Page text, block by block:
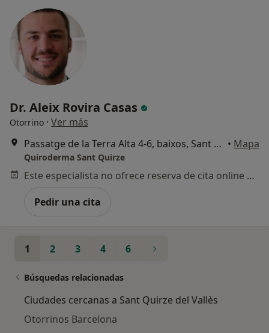
Dr. Aleix Rovira Casas
Otorrino · Ver más
Passatge de la Terra Alta 4-6, baixos, Sant Quirze del Vallès • Mapa
Quiroderma Sant Quirze
Este especialista no ofrece reserva de cita online en esta dirección.
Pedir una cita
1 2 3 4 6
Búsquedas relacionadas
Ciudades cercanas a Sant Quirze del Vallès
Otorrinos Barcelona